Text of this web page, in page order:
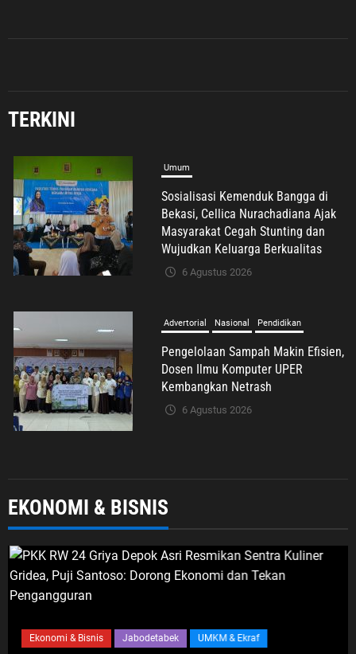
TERKINI
Umum
Sosialisasi Kemenduk Bangga di
Bekasi, Cellica Nurachadiana Ajak
Masyarakat Cegah Stunting dan
Wujudkan Keluarga Berkualitas
6 Agustus 2026
Advertorial Nasional Pendidikan
Pengelolaan Sampah Makin Efisien,
Dosen Ilmu Komputer UPER
Kembangkan Netrash
6 Agustus 2026
Polda Metro Jaya Gelar Seminar
Hukum Bahas Perluasan Objek
Praperadilan dalam KUHAP Baru
Umum
EKONOMI & BISNIS
Ekonomi & Bisnis Jabodetabek UMKM & Ekraf